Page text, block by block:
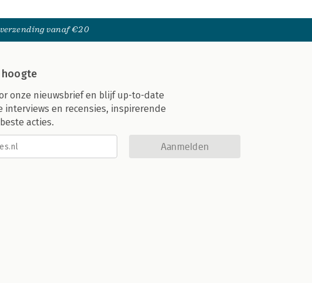
vanaf €20
onze nieuwsbrief en blijf up-to-date
interviews en recensies, inspirerende
acties.
Aanmelden